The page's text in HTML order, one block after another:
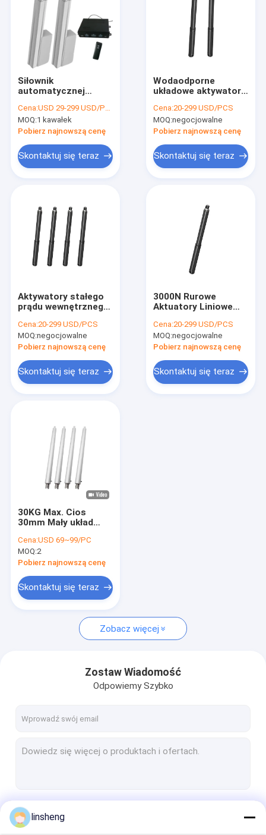
O nas
Wycieczka po fabryce
Poprosić o wycenę
Sterowniki siłowników liniowych
Elektryczne siłowniki liniowe
Siłowniki liniowe o dużej wytrzymałości
Rurowe siłowniki liniowe
Czujniki parkowania ciężarówki
System kamer cofania ciężarówki
System alarmowy bezpieczeństwa pojazdu
Siłownik
automatycznej
DC24V 12V 3500 N
System zdalnego
sterowania
Cena:USD 29-299 USD/PCS
MOQ:1 kawałek
Pobierz najnowszą cenę
Skontaktuj się teraz
Wodaodporne
układowe aktywatory
1Inch~30Inch Stroke
Cena:20-299 USD/PCS
MOQ:negocjowalne
Pobierz najnowszą cenę
Skontaktuj się teraz
Aktywatory stałego
prądu wewnętrznego
Cena:20-299 USD/PCS
MOQ:negocjowalne
Pobierz najnowszą cenę
Skontaktuj się teraz
3000N Rurowe
Aktuatory Liniowe
prądu stałego
Przemysłowy
wodoodporny
Cena:20-299 USD/PCS
MOQ:negocjowalne
Pobierz najnowszą cenę
Skontaktuj się teraz
30KG Max. Cios
30mm Mały układ
szuflady Wciągalny
ekran projektor
Cena:USD 69~99/PC
MOQ:2
Pobierz najnowszą cenę
Skontaktuj się teraz
Zobacz więcej
Zostaw Wiadomość
Odpowiemy Szybko
linsheng